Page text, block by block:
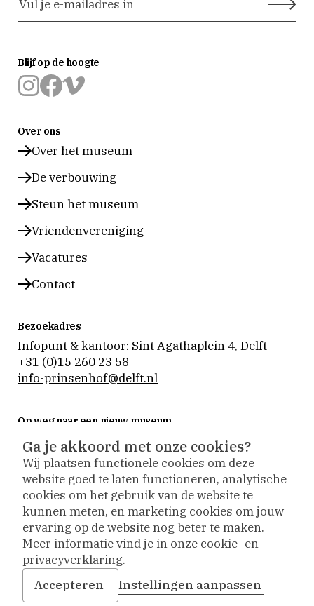
Over ons
Over het museum
De verbouwing
Steun het museum
Vriendenvereniging
Vacatures
Contact
Bezoekadres
Infopunt & kantoor: Sint Agathaplein 4, Delft
+31 (0)15 260 23 58
info-prinsenhof@delft.nl
Op weg naar een nieuw museum
Museum Prinsenhof Delft is tijdelijk gesloten voor
verbouwing en vernieuwing.
Tijdens de verbouwing nemen we onze bezoekers
actief mee naar buiten. De collectie is op
verschillende plekken te zien en activiteiten vinden
plaats op andere locaties.
Blijf op de hoogte
Delft
op
Delft
op op
Algemene voorwaarden
Disclaimer
Privacy- & cookiebeleid
Toegankelijkheid
Ga je akkoord met onze cookies?
Wij plaatsen functionele cookies om deze
website goed te laten functioneren, analytische
cookies om het gebruik van de website te
kunnen meten, en marketing cookies om jouw
ervaring op de website nog beter te maken.
Meer informatie vind je in onze cookie- en
privacyverklaring.
Accepteren
Instellingen aanpassen